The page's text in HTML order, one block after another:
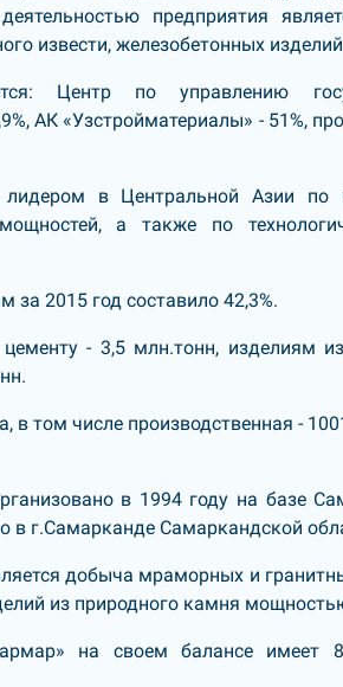
предприятия
извести, железобетонных
Центр по управлению
АК «Узстройматериалы» - 51%,
лидером в Центральной Азии по
мощностей, а также по
за 2015 год составило 42,3%.
- 3,5 млн.тонн, изделиям
том числе производственная -
в 1994 году на базе
в г.Самарканде Самаркандской
добыча мраморных и
из природного камня
на своем балансе имеет